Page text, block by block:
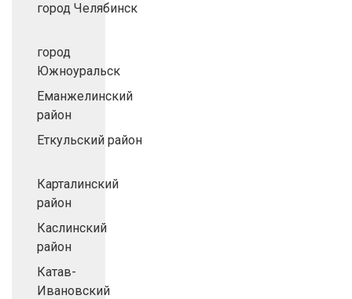
город Челябинск
город
Южноуральск
Еманжелинский
район
Еткульский район
Карталинский
район
Каслинский
район
Катав-
Ивановский